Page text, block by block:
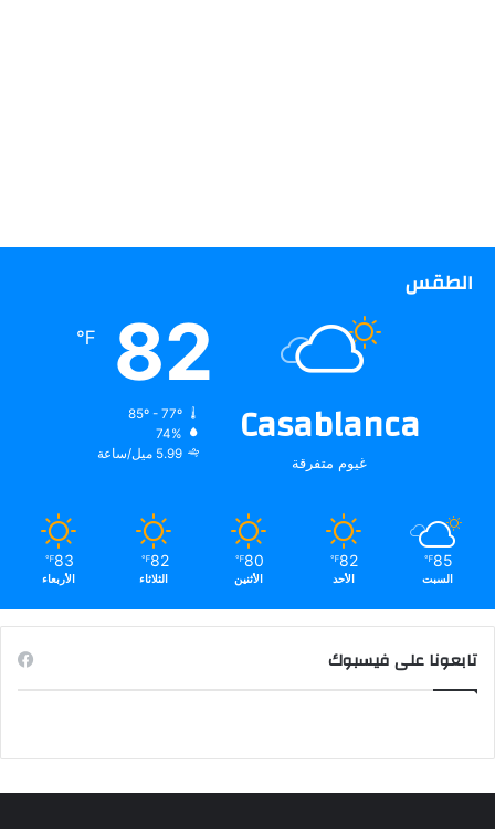
الطقس
Casablanca
غيوم متفرقة
82
℉
85º - 77º
74%
5.99 ميل/ساعة
85
℉
السبت
82
℉
الأحد
80
℉
الأثنين
82
℉
الثلاثاء
83
℉
الأربعاء
تابعونا على فيسبوك